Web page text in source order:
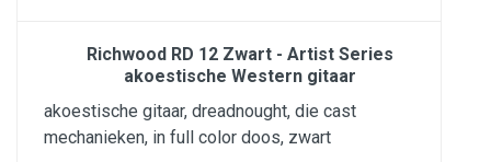
Richwood RD 12 Zwart - Artist Series
akoestische Western gitaar
akoestische gitaar, dreadnought, die cast
mechanieken, in full color doos, zwart